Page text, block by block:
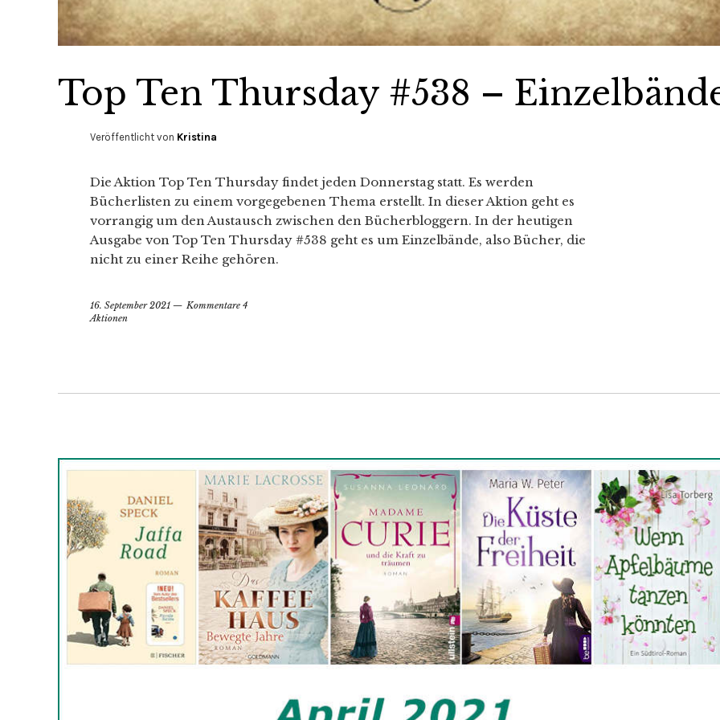
Top Ten Thursday #538 –
Veröffentlicht von Kristina
Die Aktion Top Ten Thursday findet jeden Donnerstag statt. Es werden
Bücherlisten zu einem vorgegebenen Thema erstellt. In dieser Aktion geht es
vorrangig um den Austausch zwischen den Bücherbloggern. In der heutigen
Ausgabe von Top Ten Thursday #538 geht es um Einzelbände, also Bücher, die
nicht zu einer Reihe gehören.
16. September 2021
Kommentare 4
Aktionen